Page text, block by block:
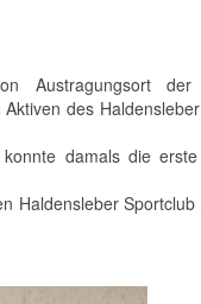
Austragungsort der
des
damals die
Haldensleber